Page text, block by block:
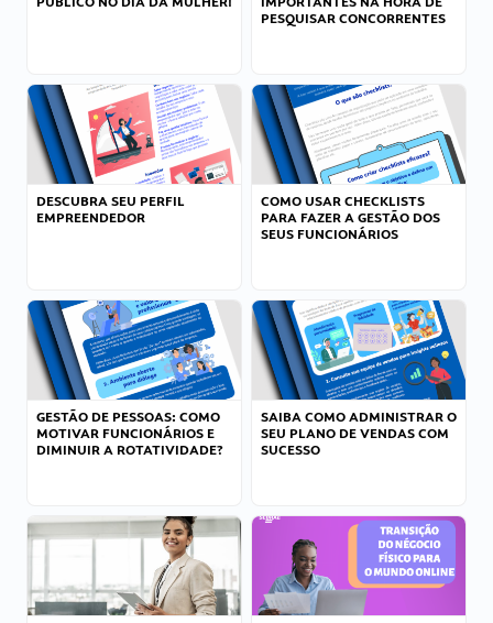
PESQUISAR CONCORRENTES
DESCUBRA SEU PERFIL
EMPREENDEDOR
COMO USAR CHECKLISTS
PARA FAZER A GESTÃO DOS
SEUS FUNCIONÁRIOS
GESTÃO DE PESSOAS: COMO
MOTIVAR FUNCIONÁRIOS E
DIMINUIR A ROTATIVIDADE?
SAIBA COMO ADMINISTRAR O
SEU PLANO DE VENDAS COM
SUCESSO